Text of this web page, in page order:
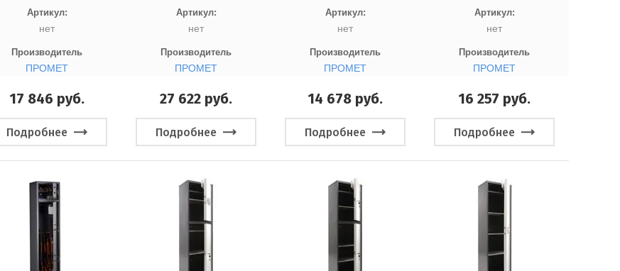
Артикул:
нет
Производитель
ПРОМЕТ
17 846 руб.
Подробнее
Артикул:
нет
Производитель
ПРОМЕТ
27 622 руб.
Подробнее
Артикул:
нет
Производитель
ПРОМЕТ
14 678 руб.
Подробнее
Артикул:
нет
Производитель
ПРОМЕТ
16 257 руб.
Подробнее